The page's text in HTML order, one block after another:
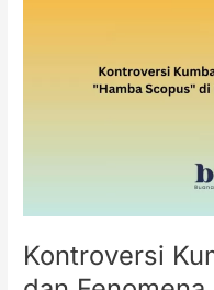
Kontroversi
Indonesia